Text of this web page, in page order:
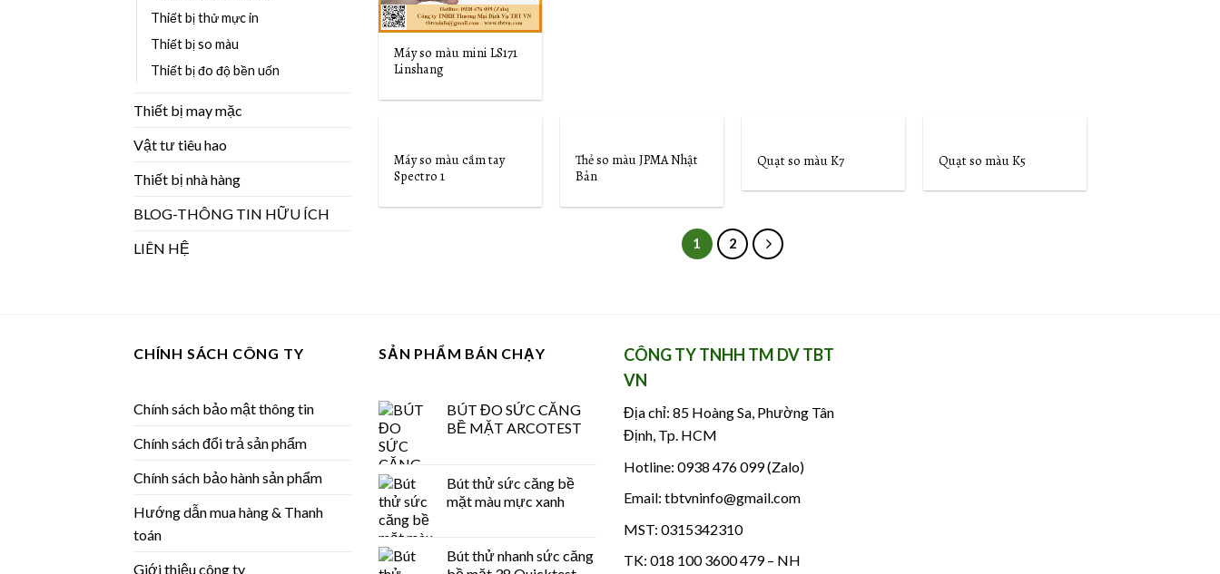
Thiết bị thử mực in
Thiết bị so màu
Thiết bị đo độ bền uốn
Thiết bị may mặc
Vật tư tiêu hao
Thiết bị nhà hàng
BLOG-THÔNG TIN HỮU ÍCH
LIÊN HỆ
Máy so màu mini LS171
Linshang
Add to
Máy so màu cầm tay
Spectro 1
Add to
Thẻ so màu JPMA Nhật
Bản
Quạt so màu K7 Quạt so màu K5
1 2
CHÍNH SÁCH CÔNG TY
Chính sách bảo mật thông tin
Chính sách đổi trả sản phẩm
Chính sách bảo hành sản phẩm
Hướng dẫn mua hàng & Thanh
toán
Giới thiệu công ty
SẢN PHẨM BÁN CHẠY
BÚT ĐO SỨC CĂNG
BỀ MẶT ARCOTEST
Bút thử sức căng bề
mặt màu mực xanh
Bút thử nhanh sức căng
CÔNG TY TNHH TM DV TBT
VN
Địa chỉ: 85 Hoàng Sa, Phường Tân
Định, Tp. HCM
Hotline: 0938 476 099 (Zalo)
Email: tbtvninfo@gmail.com
MST: 0315342310
TK: 018 100 3600 479 – NH